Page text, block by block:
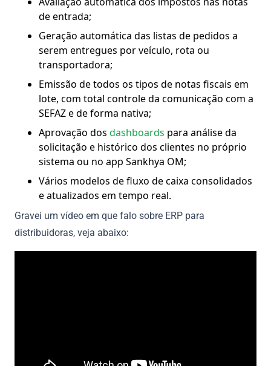
de entrada;
Geração automática das listas de pedidos a
serem entregues por veículo, rota ou
transportadora;
Emissão de todos os tipos de notas fiscais em
lote, com total controle da comunicação com a
SEFAZ e de forma nativa;
Aprovação dos dashboards para análise da
solicitação e histórico dos clientes no próprio
sistema ou no app Sankhya OM;
Vários modelos de fluxo de caixa consolidados
e atualizados em tempo real.
Gravei um vídeo em que falo sobre ERP para
distribuidoras, veja abaixo: